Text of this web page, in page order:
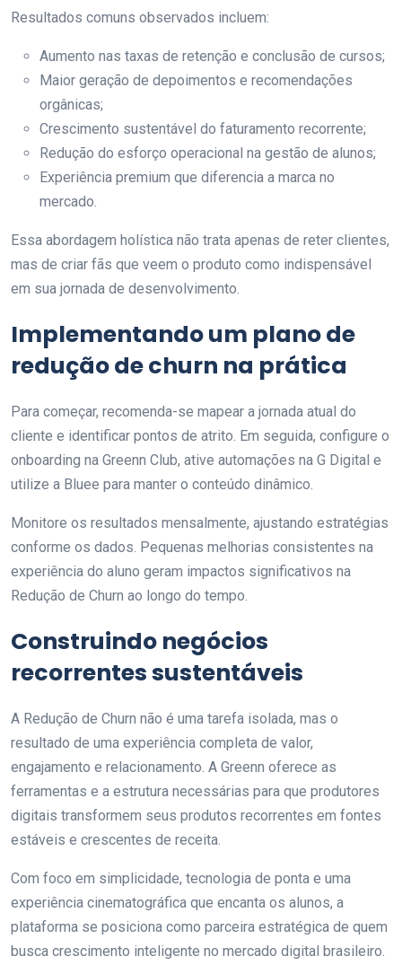
Resultados comuns observados incluem:
Aumento nas taxas de retenção e conclusão de cursos;
Maior geração de depoimentos e recomendações
orgânicas;
Crescimento sustentável do faturamento recorrente;
Redução do esforço operacional na gestão de alunos;
Experiência premium que diferencia a marca no
mercado.
Essa abordagem holística não trata apenas de reter clientes,
mas de criar fãs que veem o produto como indispensável
em sua jornada de desenvolvimento.
Implementando um plano de
redução de churn na prática
Para começar, recomenda-se mapear a jornada atual do
cliente e identificar pontos de atrito. Em seguida, configure o
onboarding na Greenn Club, ative automações na G Digital e
utilize a Bluee para manter o conteúdo dinâmico.
Monitore os resultados mensalmente, ajustando estratégias
conforme os dados. Pequenas melhorias consistentes na
experiência do aluno geram impactos significativos na
Redução de Churn ao longo do tempo.
Construindo negócios
recorrentes sustentáveis
A Redução de Churn não é uma tarefa isolada, mas o
resultado de uma experiência completa de valor,
engajamento e relacionamento. A Greenn oferece as
ferramentas e a estrutura necessárias para que produtores
digitais transformem seus produtos recorrentes em fontes
estáveis e crescentes de receita.
Com foco em simplicidade, tecnologia de ponta e uma
experiência cinematográfica que encanta os alunos, a
plataforma se posiciona como parceira estratégica de quem
busca crescimento inteligente no mercado digital brasileiro.